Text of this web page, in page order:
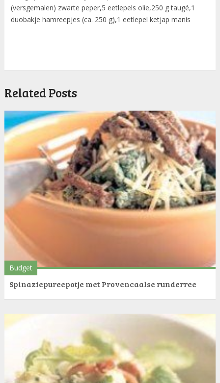
(versgemalen) zwarte peper,5 eetlepels olie,250 g taugé,1
duobakje hamreepjes (ca. 250 g),1 eetlepel ketjap manis
Related Posts
Budget
Spinaziepureepotje met Provencaalse runderree